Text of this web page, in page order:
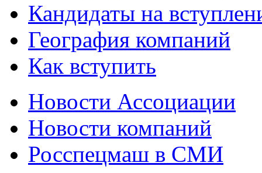
Кандидаты на
География компаний
Как вступить
Новости Ассоциации
Новости компаний
Росспецмаш в СМИ